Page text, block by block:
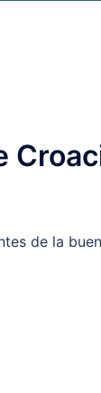
de la